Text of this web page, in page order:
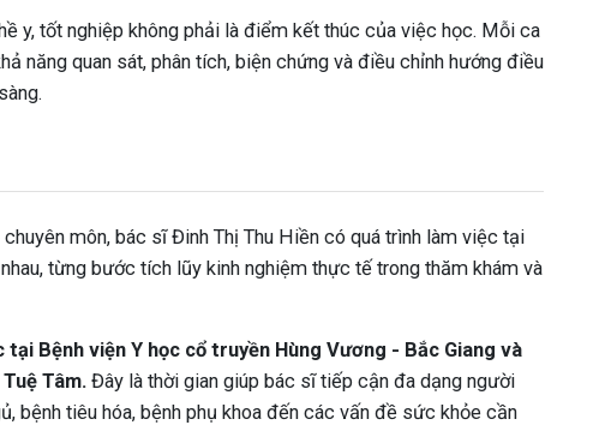
y, tốt nghiệp không phải là điểm kết thúc của việc học. Mỗi ca
năng quan sát, phân tích, biện chứng và điều chỉnh hướng điều
môn, bác sĩ Đinh Thị Thu Hiền có quá trình làm việc tại
từng bước tích lũy kinh nghiệm thực tế trong thăm khám và
Bệnh viện Y học cổ truyền Hùng Vương - Bắc Giang và
Tâm. Đây là thời gian giúp bác sĩ tiếp cận đa dạng người
bệnh tiêu hóa, bệnh phụ khoa đến các vấn đề sức khỏe cần